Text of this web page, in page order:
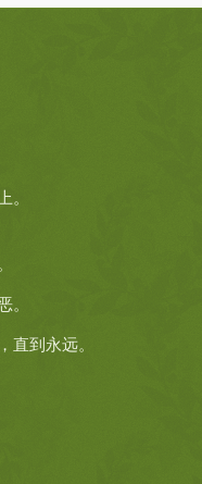
到永远。